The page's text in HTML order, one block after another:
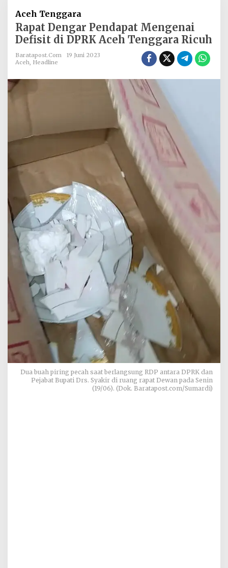
Pendapat
Mengenai
Defisit
Aceh Tenggara
Rapat Dengar Pendapat Mengenai
Defisit di DPRK Aceh Tenggara Ricuh
Baratapost.com
19 Juni 2023
Aceh, Headline
Dua buah piring pecah saat berlangsung RDP antara DPRK dan
Pejabat Bupati Drs. Syakir di ruang rapat Dewan pada Senin
(19/06). (Dok. Baratapost.com/Sumardi)